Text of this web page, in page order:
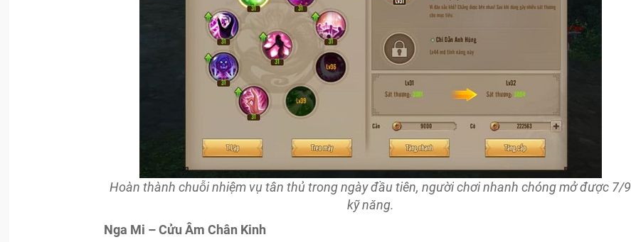
Hoàn thành chuỗi nhiệm vụ tân thủ trong ngày đầu tiên, người chơi nhanh chóng mở được 7/9
kỹ năng.
Nga Mi – Cửu Âm Chân Kinh